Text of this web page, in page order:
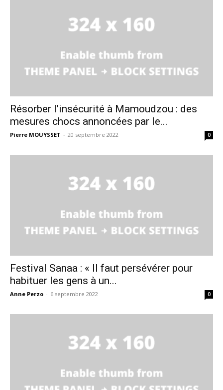
Résorber l’insécurité à Mamoudzou : des
mesures chocs annoncées par le...
Pierre MOUYSSET - 20 septembre 2022 0
Festival Sanaa : « Il faut persévérer pour
habituer les gens à un...
Anne Perzo - 6 septembre 2022 0